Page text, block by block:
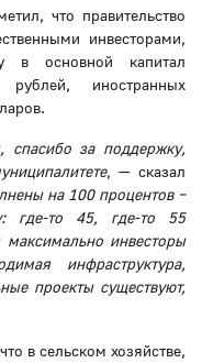
что правительство
инвесторами,
основной капитал
иностранных
спасибо за поддержку,
, — сказал
на 100 процентов –
где-то 45, где-то 55
максимально инвесторы
инфраструктура,
проекты существуют,
в сельском хозяйстве,